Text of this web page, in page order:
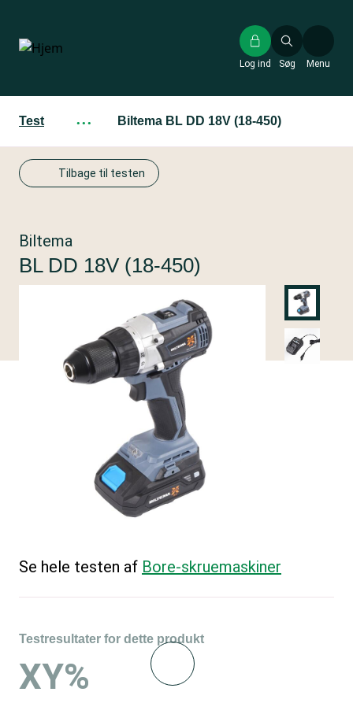
hovedindhold
Søg
Log ind Menu
Test ··· Biltema BL DD 18V (18-450)
Tilbage til testen
Biltema
BL DD 18V (18-450)
Se hele testen af Bore-skruemaskiner
Testresultater for dette produkt
XY%